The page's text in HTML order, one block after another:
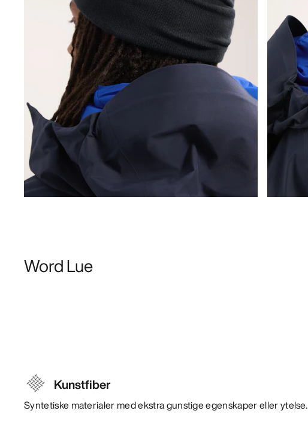
Word Lue
Kunstfiber
Syntetiske materialer med ekstra gunstige egenskaper eller ytelse.